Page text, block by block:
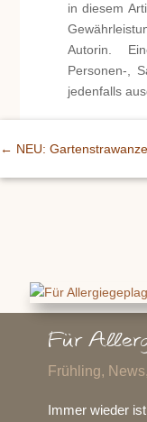
in diesem
Autorin.
Personen-,
jedenfalls
← NEU:
Für
Frühling, News,
Immer wieder